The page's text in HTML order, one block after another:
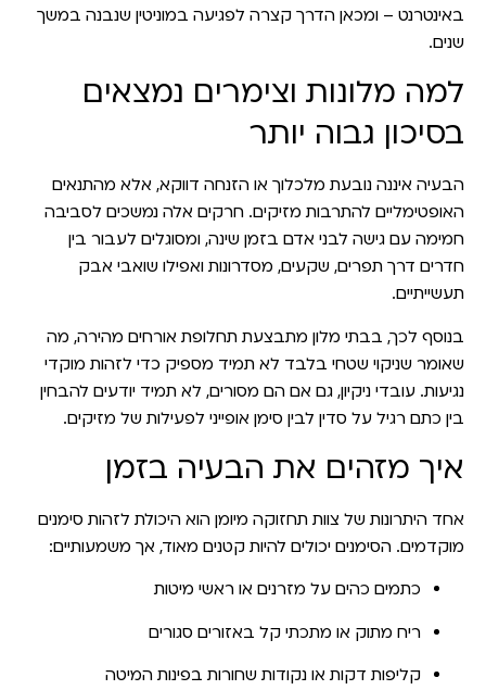
באינטרנט – ומכאן הדרך קצרה לפגיעה במוניטין שנבנה במשך
שנים.
למה מלונות וצימרים נמצאים
בסיכון גבוה יותר
הבעיה איננה נובעת מלכלוך או הזנחה דווקא, אלא מהתנאים
האופטימליים להתרבות מזיקים. חרקים אלה נמשכים לסביבה
חמימה עם גישה לבני אדם בזמן שינה, ומסוגלים לעבור בין
חדרים דרך תפרים, שקעים, מסדרונות ואפילו שואבי אבק
תעשייתיים.
בנוסף לכך, בבתי מלון מתבצעת תחלופת אורחים מהירה, מה
שאומר שניקוי שטחי בלבד לא תמיד מספיק כדי לזהות מוקדי
נגיעות. עובדי ניקיון, גם אם הם מסורים, לא תמיד יודעים להבחין
בין כתם רגיל על סדין לבין סימן אופייני לפעילות של מזיקים.
איך מזהים את הבעיה בזמן
אחד היתרונות של צוות תחזוקה מיומן הוא היכולת לזהות סימנים
מוקדמים. הסימנים יכולים להיות קטנים מאוד, אך משמעותיים:
כתמים כהים על מזרנים או ראשי מיטות
ריח מתוק או מתכתי קל באזורים סגורים
קליפות דקות או נקודות שחורות בפינות המיטה